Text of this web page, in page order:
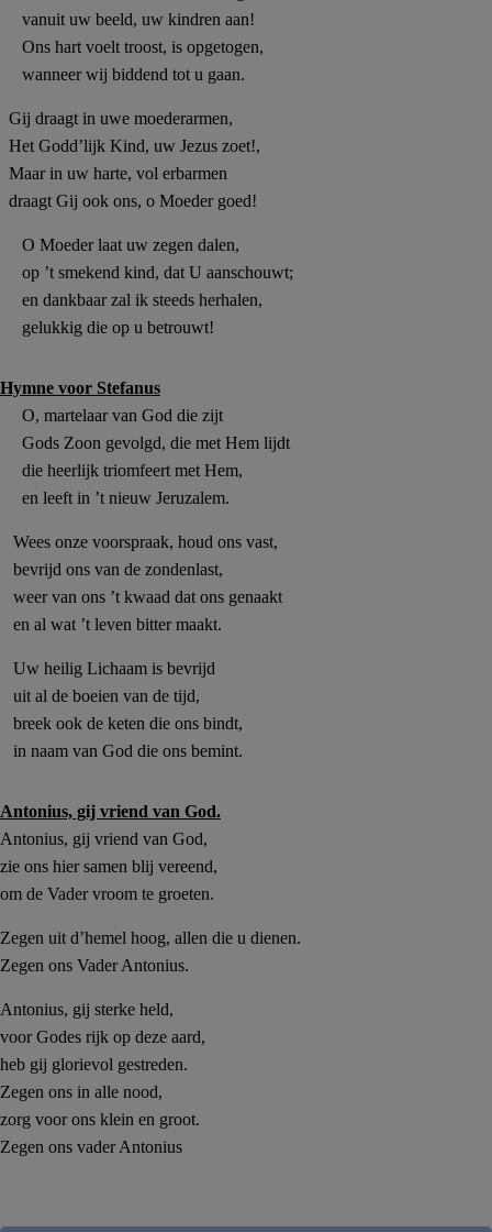
vanuit uw beeld, uw kindren aan!
Ons hart voelt troost, is opgetogen,
wanneer wij biddend tot u gaan.
Gij draagt in uwe moederarmen,
Het Godd’lijk Kind, uw Jezus zoet!,
Maar in uw harte, vol erbarmen
draagt Gij ook ons, o Moeder goed!
O Moeder laat uw zegen dalen,
op ’t smekend kind, dat U aanschouwt;
en dankbaar zal ik steeds herhalen,
gelukkig die op u betrouwt!
Hymne voor Stefanus
O, martelaar van God die zijt
Gods Zoon gevolgd, die met Hem lijdt
die heerlijk triomfeert met Hem,
en leeft in ’t nieuw Jeruzalem.
Wees onze voorspraak, houd ons vast,
bevrijd ons van de zondenlast,
weer van ons ’t kwaad dat ons genaakt
en al wat ’t leven bitter maakt.
Uw heilig Lichaam is bevrijd
uit al de boeien van de tijd,
breek ook de keten die ons bindt,
in naam van God die ons bemint.
Antonius, gij vriend van God.
Antonius, gij vriend van God,
zie ons hier samen blij vereend,
om de Vader vroom te groeten.
Zegen uit d’hemel hoog, allen die u dienen.
Zegen ons Vader Antonius.
Antonius, gij sterke held,
voor Godes rijk op deze aard,
heb gij glorievol gestreden.
Zegen ons in alle nood,
zorg voor ons klein en groot.
Zegen ons vader Antonius